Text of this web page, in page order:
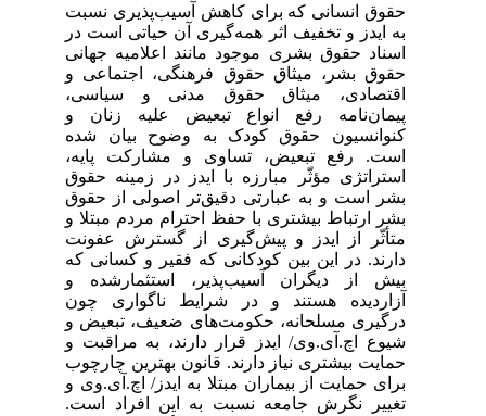
حقوق انسانی که برای کاهش آسیب‌پذیری نسبت
به ایدز و تخفیف اثر همه‌گیری آن حیاتی است در
اسناد حقوق بشری موجود مانند اعلامیه جهانی
حقوق بشر، میثاق حقوق فرهنگی، اجتماعی و
اقتصادی، میثاق حقوق مدنی و سیاسی،
پیمان‌نامه رفع انواع تبعیض علیه زنان و
کنوانسیون حقوق کودک به وضوح بیان شده
است. رفع تبعیض، تساوی و مشارکت پایه،
استراتژی مؤثّر مبارزه با ایدز در زمینه حقوق
بشر است و به عبارتی دقیق‌تر اصولی از حقوق
بشر ارتباط بیشتری با حفظ احترام مردم مبتلا و
متأثّر از ایدز و پیش‌گیری از گسترش عفونت
دارند. در این بین کودکانی که فقیر و کسانی که
بیش از دیگران آسیب‌پذیر، استثمار‌شده و
آزار‌دیده هستند و در شرایط ناگواری چون
درگیری مسلحانه، حکومت‌های ضعیف، تبعیض و
شیوع اچ.آی.وی/ ایدز قرار دارند، به مراقبت و
حمایت بیشتری نیاز دارند. قانون بهترین چارچوب
برای حمایت از بیماران مبتلا به ایدز/ اچ.آی.وی و
تغییر نگرش جامعه نسبت به این افراد است.